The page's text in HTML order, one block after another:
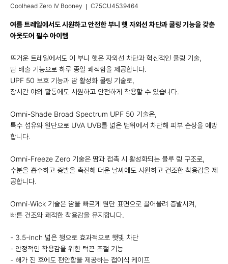
Coolhead Zero IV Booney C75CU4539464
여름 트레일에서도 시원하고 안전한 부니 햇 자외선 차단과 쿨링 기능을 갖춘
아웃도어 필수 아이템
뜨거운 트레일에서도 이 부니 햇은 자외선 차단과 혁신적인 쿨링 기술,
땀 배출 기능으로 하루 종일 쾌적함을 제공합니다.
UPF 50 보호 기능과 땀 활성화 쿨링 기술로,
장시간 야외 활동에도 시원하고 안전하게 착용할 수 있습니다.
Omni-Shade Broad Spectrum UPF 50 기술은,
특수 섬유와 원단으로 UVA UVB를 넓은 범위에서 차단해 피부 손상을 예방
합니다.
Omni-Freeze Zero 기술은 땀과 접촉 시 활성화되는 블루 링 구조로,
수분을 흡수하고 증발을 촉진해 더운 날씨에도 시원하고 건조한 착용감을 제
공합니다.
Omni-Wick 기술은 땀을 빠르게 원단 표면으로 끌어올려 증발시켜,
빠른 건조와 쾌적한 착용감을 유지합니다.
- 3.5-inch 넓은 챙으로 효과적으로 햇빛 차단
- 안정적인 착용감을 위한 턱끈 조절 기능
- 해가 진 후에도 편안함을 제공하는 접이식 케이프